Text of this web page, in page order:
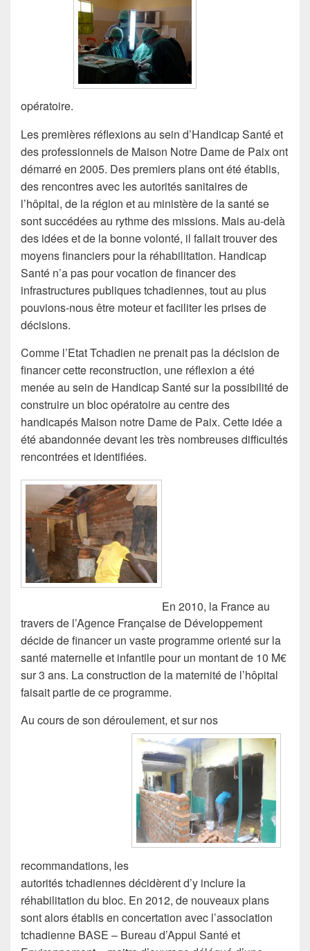
opératoire.
Les premières réflexions au sein d’Handicap Santé et
des professionnels de Maison Notre Dame de Paix ont
démarré en 2005. Des premiers plans ont été établis,
des rencontres avec les autorités sanitaires de
l’hôpital, de la région et au ministère de la santé se
sont succédées au rythme des missions. Mais au-delà
des idées et de la bonne volonté, il fallait trouver des
moyens financiers pour la réhabilitation. Handicap
Santé n’a pas pour vocation de financer des
infrastructures publiques tchadiennes, tout au plus
pouvions-nous être moteur et faciliter les prises de
décisions.
Comme l’Etat Tchadien ne prenait pas la décision de
financer cette reconstruction, une réflexion a été
menée au sein de Handicap Santé sur la possibilité de
construire un bloc opératoire au centre des
handicapés Maison notre Dame de Paix. Cette idée a
été abandonnée devant les très nombreuses difficultés
rencontrées et identifiées.
En 2010, la France au
travers de l’Agence Française de Développement
décide de financer un vaste programme orienté sur la
santé maternelle et infantile pour un montant de 10 M€
sur 3 ans. La construction de la maternité de l’hôpital
faisait partie de ce programme.
Au cours de son déroulement, et sur nos
recommandations, les
autorités tchadiennes décidèrent d’y inclure la
réhabilitation du bloc. En 2012, de nouveaux plans
sont alors établis en concertation avec l’association
tchadienne BASE – Bureau d’Appui Santé et